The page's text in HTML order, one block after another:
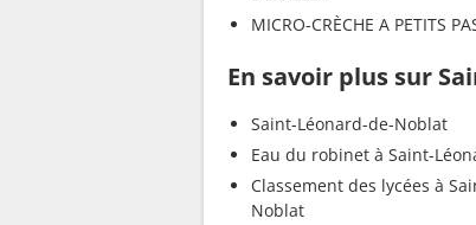
MICRO-CRÈCHE A PETITS
En savoir plus sur
Saint-Léonard-de-Noblat
Eau du robinet à Saint-
Classement des lycées à
Noblat